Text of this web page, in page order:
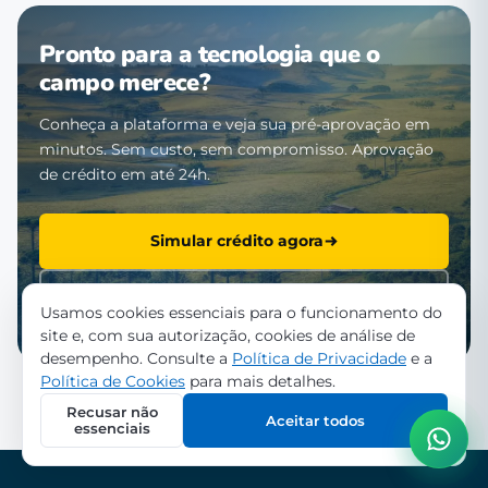
Pronto para a tecnologia que o
campo merece?
Conheça a plataforma e veja sua pré-aprovação em
minutos. Sem custo, sem compromisso. Aprovação
de crédito em até 24h.
Simular crédito agora
Usamos cookies essenciais para o funcionamento do
site e, com sua autorização, cookies de análise de
desempenho. Consulte a Política de Privacidade e a
Política de Cookies para mais detalhes.
Recusar não
essenciais
Aceitar todos